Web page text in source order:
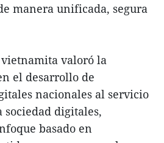
manera unificada, segura
valoró la
el desarrollo de
nacionales al servicio
sociedad digitales,
basado en